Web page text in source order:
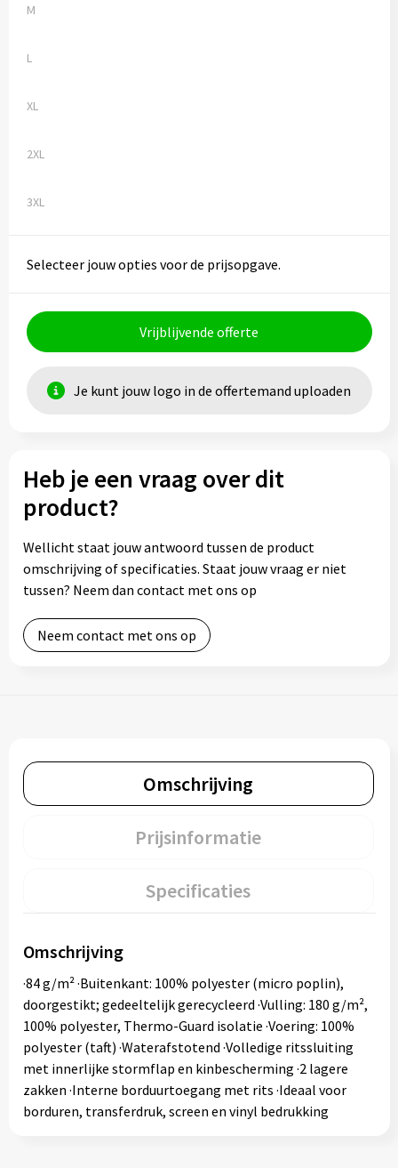
M
L
XL
2XL
3XL
Selecteer jouw opties voor de prijsopgave.
Vrijblijvende offerte
Je kunt jouw logo in de offertemand uploaden
Heb je een vraag over dit
product?
Wellicht staat jouw antwoord tussen de product
omschrijving of specificaties. Staat jouw vraag er niet
tussen? Neem dan contact met ons op
Neem contact met ons op
Omschrijving
Prijsinformatie
Specificaties
Omschrijving
·84 g/m² ·Buitenkant: 100% polyester (micro poplin),
doorgestikt; gedeeltelijk gerecycleerd ·Vulling: 180 g/m²,
100% polyester, Thermo-Guard isolatie ·Voering: 100%
polyester (taft) ·Waterafstotend ·Volledige ritssluiting
met innerlijke stormflap en kinbescherming ·2 lagere
zakken ·Interne borduurtoegang met rits ·Ideaal voor
borduren, transferdruk, screen en vinyl bedrukking